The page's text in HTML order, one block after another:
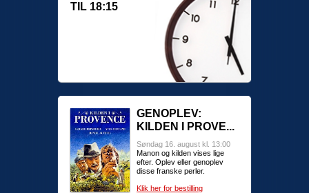
TIL 18:15
GENOPLEV:
KILDEN I PROVE...
Søndag 16. august kl. 13:00
Manon og kilden vises lige
efter. Oplev eller genoplev
disse franske perler.
Klik her for bestilling